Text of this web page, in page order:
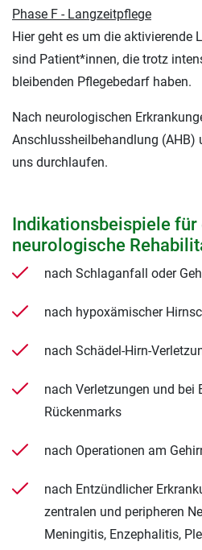
Phase F - Langzeitpflege
Hier geht es um die aktivierende
sind Patient*innen, die trotz
bleibenden Pflegebedarf haben.
Nach neurologischen
Anschlussheilbehandlung (AHB)
uns durchlaufen.
Indikationsbeispiele für
neurologische
nach Schlaganfall oder
nach hypoxämischer
nach Schädel-Hirn-
nach Verletzungen und bei
Rückenmarks
nach Operationen am
nach Entzündlicher
zentralen und peripheren
Meningitis, Enzephalitis,